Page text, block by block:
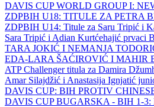
DAVIS CUP WORLD GROUP I:
ZDPBIH U18: TITULE ZA PETRA
ZDPBIH U14: Titule za Saru Tripić i
Sara Tripić i Adian Kurtćehajić prvaci
TARA JOKIĆ I NEMANJA
EDA-LARA ŠAĆIROVIĆ I MAHIR
ATP Challenger titula za Damira
Amar Silajdžić i Anastasija Ignjatić
DAVIS CUP: BIH PROTIV
DAVIS CUP BUGARSKA - BIH 1-